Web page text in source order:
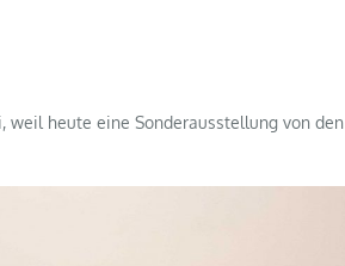
weil heute eine Sonderausstellung von den